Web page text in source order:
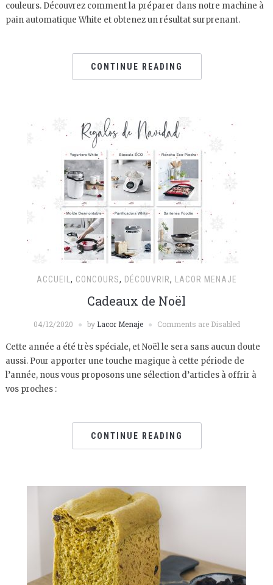
couleurs. Découvrez comment la préparer dans notre machine à
pain automatique White et obtenez un résultat surprenant.
CONTINUE READING
ACCUEIL , CONCOURS, DÉCOUVRIR, LACOR MENAJE
Cadeaux de Noël
04/12/2020 by Lacor Menaje Comments are Disabled
Cette année a été très spéciale, et Noël le sera sans aucun doute
aussi. Pour apporter une touche magique à cette période de
l’année, nous vous proposons une sélection d’articles à offrir à
vos proches :
CONTINUE READING